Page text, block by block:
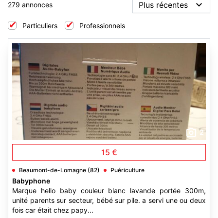
279 annonces
Particuliers Professionnels
2
15 €
Beaumont-de-Lomagne (82) Puériculture
Babyphone
Marque hello baby couleur blanc lavande portée 300m,
unité parents sur secteur, bébé sur pile. a servi une ou deux
fois car était chez papy...